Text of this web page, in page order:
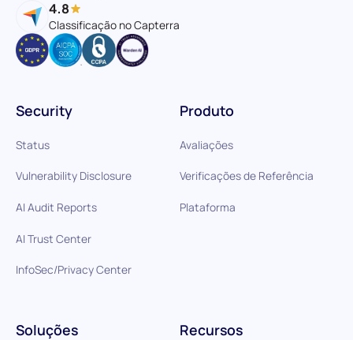
4.8
Classificação no Capterra
Produto
Avaliações
Verificações de Referência
Plataforma
Soluções Recursos
Security
Status
Vulnerability Disclosure
AI Audit Reports
AI Trust Center
InfoSec/Privacy Center